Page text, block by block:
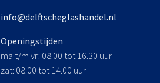
info@delftscheglashandel.nl
Openingstijden
ma t/m vr: 08.00 tot 16.30 uur
zat: 08.00 tot 14.00 uur